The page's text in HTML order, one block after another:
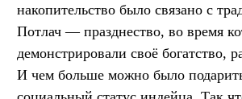
накопительство было связано с
Потлач — празднество, во время
демонстрировали своё богатство,
И чем больше можно было